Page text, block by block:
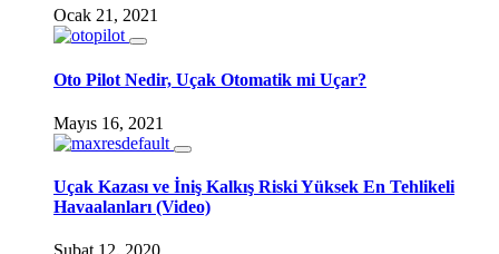
Ocak 21, 2021
Oto Pilot Nedir, Uçak Otomatik mi Uçar?
Mayıs 16, 2021
Uçak Kazası ve İniş Kalkış Riski Yüksek En Tehlikeli
Havaalanları (Video)